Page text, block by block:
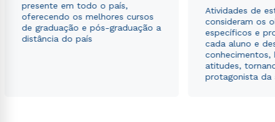
presente em todo o país,
oferecendo os melhores cursos
de graduação e pós-graduação a
distância do país
Atividades de
consideram os
específicos e
cada aluno e
conhecimentos,
atitudes,
protagonista da